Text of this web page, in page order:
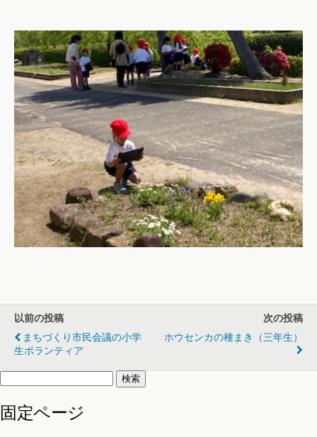
以前の投稿
まちづくり市民会議の小学
生ボランティア
次の投稿
ホウセンカの種まき（三年生）
検
固定ページ